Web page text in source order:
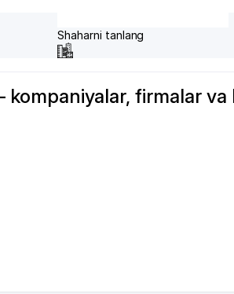
Shaharni tanlang
kompaniyalar, firmalar